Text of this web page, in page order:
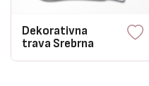
Dekorativna
trava Srebrna